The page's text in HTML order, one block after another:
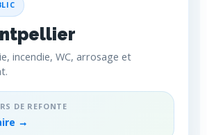
incendie, WC, arrosage et
DE REFONTE
→